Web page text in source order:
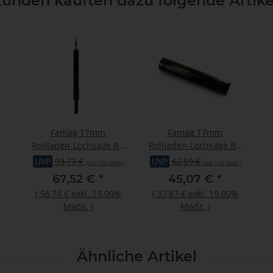
Famag 17mm
Rollladen-Lochsäge Bi-
Metall HSS Schaft
UVP 93,77 € (inkl. 19% MwSt.)
67,52 € *
( 56,74 € exkl. 19.00%
MwSt. )
Famag 17mm
Rollladen-Lochsäge Bi-
Metall HSS
UVP 62,59 € (inkl. 19% MwSt.)
45,07 € *
( 37,87 € exkl. 19.00%
MwSt. )
Ähnliche Artikel